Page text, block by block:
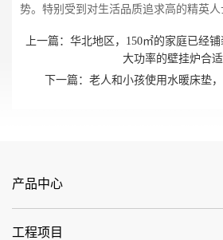
势。特别受到对生活品质追求高的精英人
上一篇： 华北地区，150㎡的家庭已经
大功率的壁挂炉合适
下一篇： 老人和小孩使用水暖床垫
产品中心
工程项目